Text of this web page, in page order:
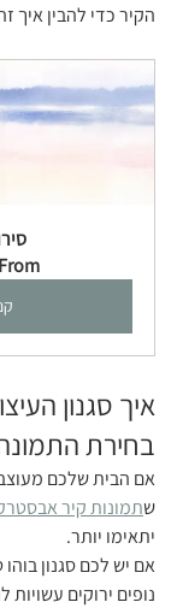
הקיר כדי להבין איך
איך סגנון
בחירת
אם הבית שלכם מעוצב
שתמונות קיר
יתאימו יותר.
אם יש לכם סגנון
נופים ירוקים